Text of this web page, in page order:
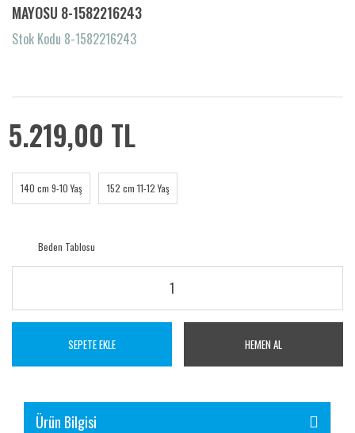
MAYOSU 8-1582216243
Stok Kodu 8-1582216243
5.219,00 TL
140 cm 9-10 Yaş 152 cm 11-12 Yaş
Beden Tablosu
SEPETE EKLE HEMEN AL
Ürün Bilgisi